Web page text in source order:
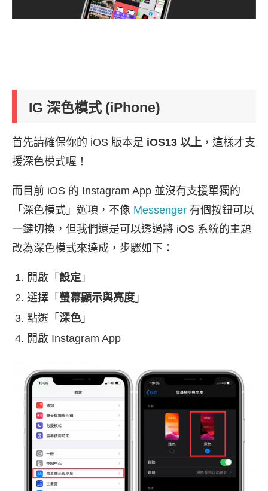
IG 深色模式 (iPhone)
首先請確保你的 iOS 版本是 iOS13 以上 ，這樣才支
援深色模式喔！
而目前 iOS 的 Instagram App 並沒有支援單獨的
「深色模式」選項，不像 Messenger 有個按鈕可以
一鍵切換，但我們還是可以透過將 iOS 系統的主題
改為深色模式來達成，步驟如下：
開啟「 設定 」
選擇「 螢幕顯示與亮度 」
點選「 深色 」
開啟 Instagram App